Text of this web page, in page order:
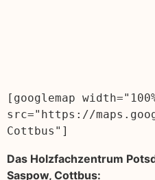
[googlemap
src="https://
Cottbus"]
Das Holzfachzentrum
Saspow, Cottbus: